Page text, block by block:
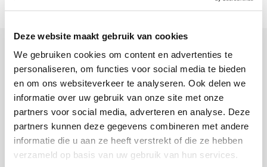
Deze website maakt gebruik van cookies
We gebruiken cookies om content en advertenties te
personaliseren, om functies voor social media te bieden
en om ons websiteverkeer te analyseren. Ook delen we
informatie over uw gebruik van onze site met onze
partners voor social media, adverteren en analyse. Deze
partners kunnen deze gegevens combineren met andere
informatie die u aan ze heeft verstrekt of die ze hebben
verzameld op basis van uw gebruik van hun services.
+31 23 205 2006
info@bruut.nl
Contact Formulier
Open tot 21:00
OPENINGSTIJDEN